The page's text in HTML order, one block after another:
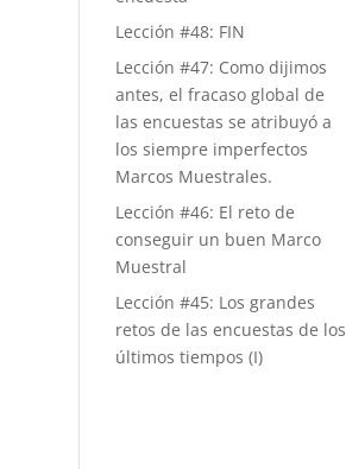
Lección #48: FIN
Lección #47: Como dijimos
antes, el fracaso global de
las encuestas se atribuyó a
los siempre imperfectos
Marcos Muestrales.
Lección #46: El reto de
conseguir un buen Marco
Muestral
Lección #45: Los grandes
retos de las encuestas de los
últimos tiempos (I)